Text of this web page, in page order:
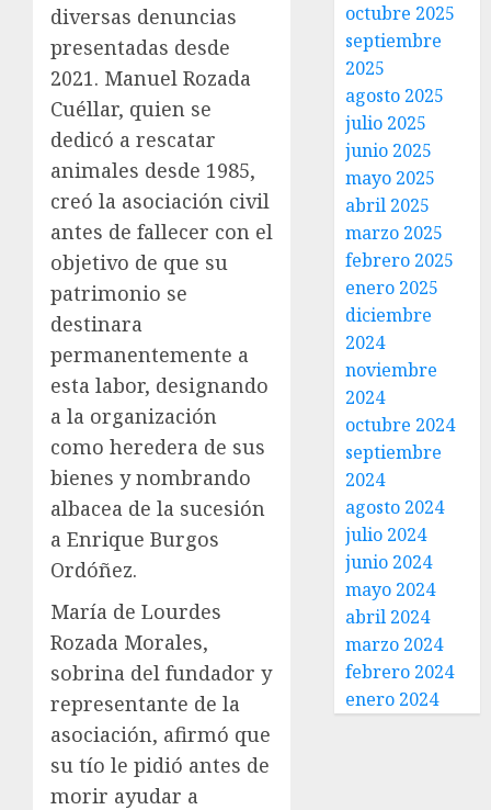
diversas denuncias
presentadas desde
2021. Manuel Rozada
Cuéllar, quien se
dedicó a rescatar
animales desde 1985,
creó la asociación civil
antes de fallecer con el
objetivo de que su
patrimonio se
destinara
permanentemente a
esta labor, designando
a la organización
como heredera de sus
bienes y nombrando
albacea de la sucesión
a Enrique Burgos
Ordóñez.
María de Lourdes
Rozada Morales,
sobrina del fundador y
representante de la
asociación, afirmó que
su tío le pidió antes de
morir ayudar a
octubre 2025
septiembre
2025
agosto 2025
julio 2025
junio 2025
mayo 2025
abril 2025
marzo 2025
febrero 2025
enero 2025
diciembre
2024
noviembre
2024
octubre 2024
septiembre
2024
agosto 2024
julio 2024
junio 2024
mayo 2024
abril 2024
marzo 2024
febrero 2024
enero 2024